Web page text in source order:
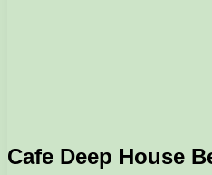
Cafe Deep House